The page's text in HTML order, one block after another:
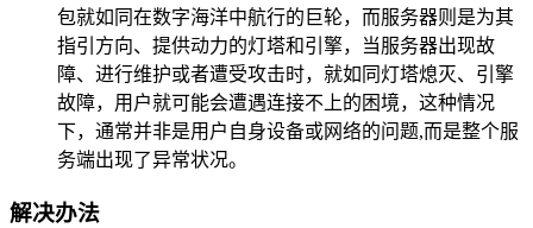
包就如同在数字海洋中航行的巨轮，而服务器则是为其
指引方向、提供动力的灯塔和引擎，当服务器出现故
障、进行维护或者遭受攻击时，就如同灯塔熄灭、引擎
故障，用户就可能会遭遇连接不上的困境，这种情况
下，通常并非是用户自身设备或网络的问题,而是整个服
务端出现了异常状况。
解决办法